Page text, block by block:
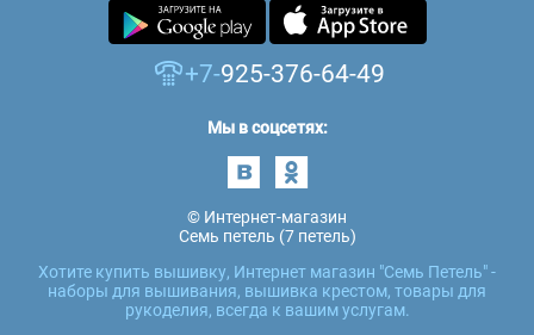
+7-925-376-64-49
Мы в соцсетях:
© Интернет-магазин
Семь петель (7 петель)
Хотите купить вышивку, Интернет магазин "Семь Петель" -
наборы для вышивания, вышивка крестом, товары для
рукоделия, всегда к вашим услугам.